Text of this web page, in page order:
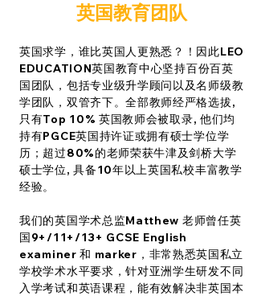
英国教育团队
英国求学，谁比英国人更熟悉？！因此LEO
EDUCATION英国教育中心坚持百份百英
国团队，包括专业级升学顾问以及名师级教
学团队，双管齐下。全部教师经严格选拔,
只有Top 10% 英国教师会被取录, 他们均
持有PGCE英国持许证或拥有硕士学位学
历；超过80%的老师荣获牛津及剑桥大学
硕士学位, 具备10年以上英国私校丰富教学
经验。
我们的英国学术总监Matthew 老师曾任英
国9+/11+/13+ GCSE English
examiner 和 marker，非常熟悉英国私立
学校学术水平要求，针对亚洲学生研发不同
入学考试和英语课程，能有效解决非英国本